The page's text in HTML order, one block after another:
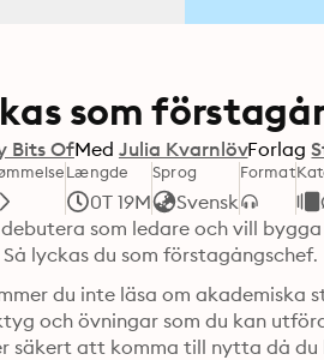
som
Bits OfMed Julia KvarnlövForlag
Længde
0T 19M
Sprog
Svensk
Format
debutera som ledare och vill
Så lyckas du som förstagångschef.
du inte läsa om akademiska
och övningar som du kan
säkert att komma till nytta då